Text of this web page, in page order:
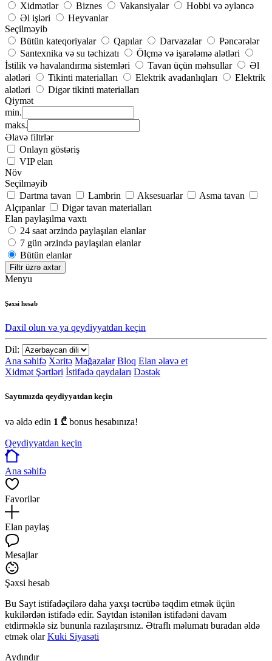
Xidmətlər
Biznes Vakansiyalar
Hobbi və əyləncə
Əl işləri
Heyvanlar
Seçilməyib
Bütün kateqoriyalar
Qapılar Darvazalar
Pəncərələr
Santexnika və su təchizatı
Ölçmə və işarələmə alətləri
İstilik və havalandırma sistemləri
Tavan üçün məhsullar
Əl
alətləri
Tikinti materialları Elektrik avadanlıqları
Elektrik
alətləri
Digər tikinti materialları
Qiymət
min.
maks.
Əlavə filtrlər
Onlayn göstəriş
VIP elan
Növ
Seçilməyib
Dartma tavan
Lambrin Aksesuarlar
Asma tavan
Alçıpanlar
Digər tavan materialları
Elan paylaşılma vaxtı
24 saat ərzində paylaşılan elanlar
7 gün ərzində paylaşılan elanlar
Bütün elanlar
Filtr üzrə axtar
Menyu
Şəxsi hesab
Daxil olun və ya qeydiyyatdan keçin
Dil:
Ana səhifə Xəritə Mağazalar Bloq Elan əlavə et
Xidmət Şərtləri İstifadə qaydaları Dəstək
Saytımızda qeydiyyatdan keçin
və əldə edin 1 ₾ bonus hesabınıza!
Qeydiyyatdan keçin
Ana səhifə
Favorilər
Elan paylaş
Mesajlar
Şəxsi hesab
Bu Sayt istifadəçilərə daha yaxşı təcrübə təqdim etmək üçün
kukilərdən istifadə edir. Saytdan istənilən istifadəni davam
etdirməklə siz bununla razılaşırsınız. Ətraflı məlumatı buradan əldə
etmək olarKuki Siyasəti
Aydındır